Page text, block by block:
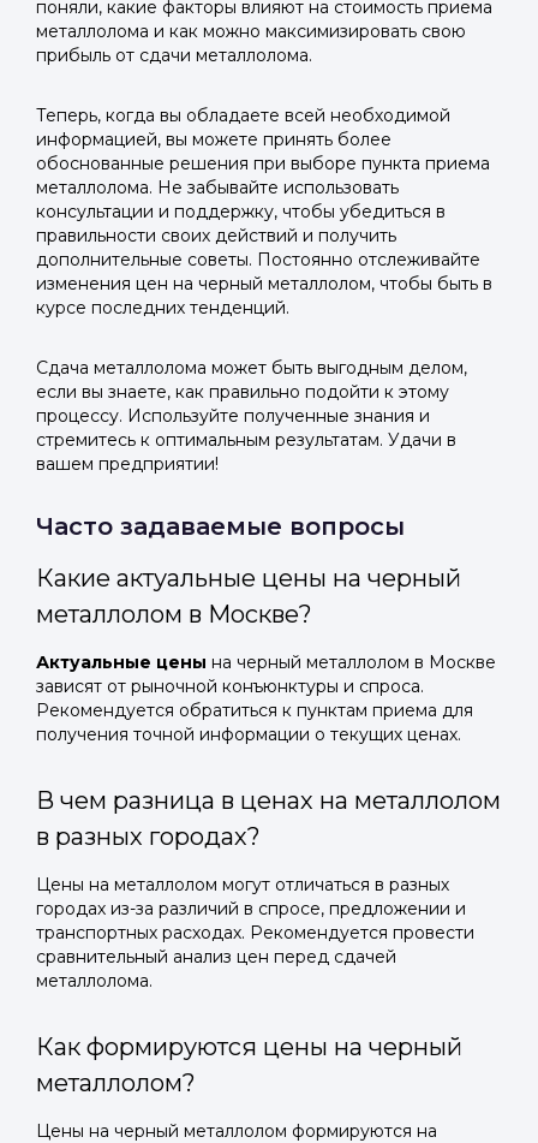
поняли, какие факторы влияют на стоимость приема
металлолома и как можно максимизировать свою
прибыль от сдачи металлолома.
Теперь, когда вы обладаете всей необходимой
информацией, вы можете принять более
обоснованные решения при выборе пункта приема
металлолома. Не забывайте использовать
консультации и поддержку, чтобы убедиться в
правильности своих действий и получить
дополнительные советы. Постоянно отслеживайте
изменения цен на черный металлолом, чтобы быть в
курсе последних тенденций.
Сдача металлолома может быть выгодным делом,
если вы знаете, как правильно подойти к этому
процессу. Используйте полученные знания и
стремитесь к оптимальным результатам. Удачи в
вашем предприятии!
Часто задаваемые вопросы
Какие актуальные цены на черный
металлолом в Москве?
Актуальные цены на черный металлолом в Москве
зависят от рыночной конъюнктуры и спроса.
Рекомендуется обратиться к пунктам приема для
получения точной информации о текущих ценах.
В чем разница в ценах на металлолом
в разных городах?
Цены на металлолом могут отличаться в разных
городах из-за различий в спросе, предложении и
транспортных расходах. Рекомендуется провести
сравнительный анализ цен перед сдачей
металлолома.
Как формируются цены на черный
металлолом?
Цены на черный металлолом формируются на